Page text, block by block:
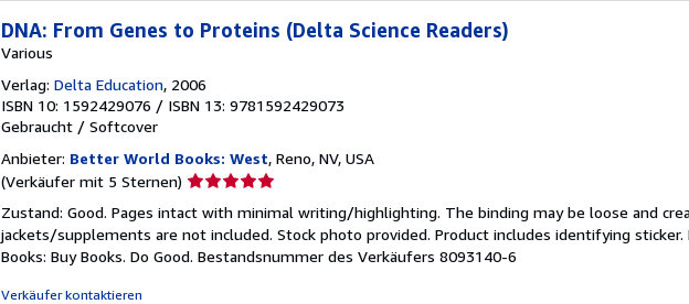
DNA: From Genes to Proteins (Delta Science Readers)
Various
Verlag: Delta Education, 2006
ISBN 10: 1592429076 / ISBN 13: 9781592429073
Gebraucht / Softcover
Anbieter: Better World Books: West, Reno, NV, USA
(Verkäufer mit 5 Sternen) Verkäuferbewertung
von
5
Sternen
Zustand: Good. Pages intact with minimal writing/highlighting. The binding may be loose and
jackets/supplements are not included. Stock photo provided. Product includes identifying
Books: Buy Books. Do Good. Bestandsnummer des Verkäufers 8093140-6
Verkäufer kontaktieren